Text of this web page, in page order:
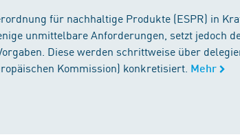
für nachhaltige Produkte (ESPR) in
unmittelbare Anforderungen, setzt jedoch
Diese werden schrittweise über
Kommission) konkretisiert. Mehr